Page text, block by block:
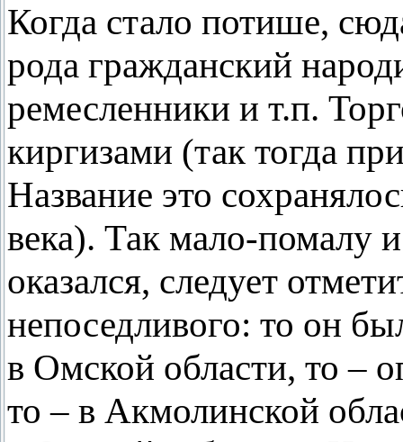
Когда стало потише,
рода гражданский
ремесленники и т.п.
киргизами (так тогда
Название это
века). Так мало-помалу
оказался, следует
непоседливого: то он
в Омской области, то –
то – в Акмолинской